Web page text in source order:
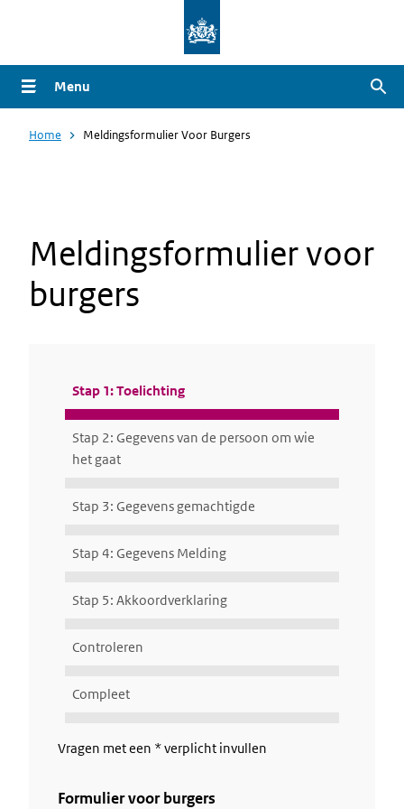
naar
de
gaan
Menu
Home Meldingsformulier Voor Burgers
Meldingsformulier voor
burgers
Huidige
Stap 1: Toelichting
Stap 2: Gegevens van de persoon om wie
het gaat
Stap 3: Gegevens gemachtigde
Stap 4: Gegevens Melding
Stap 5: Akkoordverklaring
Controleren
Compleet
Vragen met een * verplicht invullen
Formulier voor burgers